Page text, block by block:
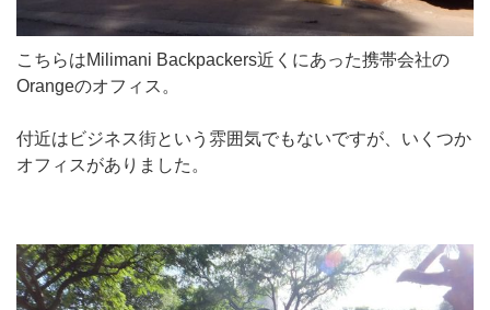
こちらはMilimani Backpackers近くにあった携帯会社の
Orangeのオフィス。
付近はビジネス街という雰囲気でもないですが、いくつか
オフィスがありました。